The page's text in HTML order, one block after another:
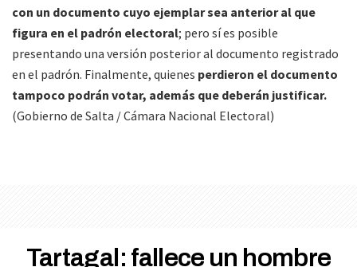
con un documento cuyo ejemplar sea anterior al que
figura en el padrón electoral; pero sí es posible
presentando una versión posterior al documento registrado
en el padrón. Finalmente, quienes perdieron el documento
tampoco podrán votar, además que deberán justificar.
(Gobierno de Salta / Cámara Nacional Electoral)
Tartagal: fallece un hombre